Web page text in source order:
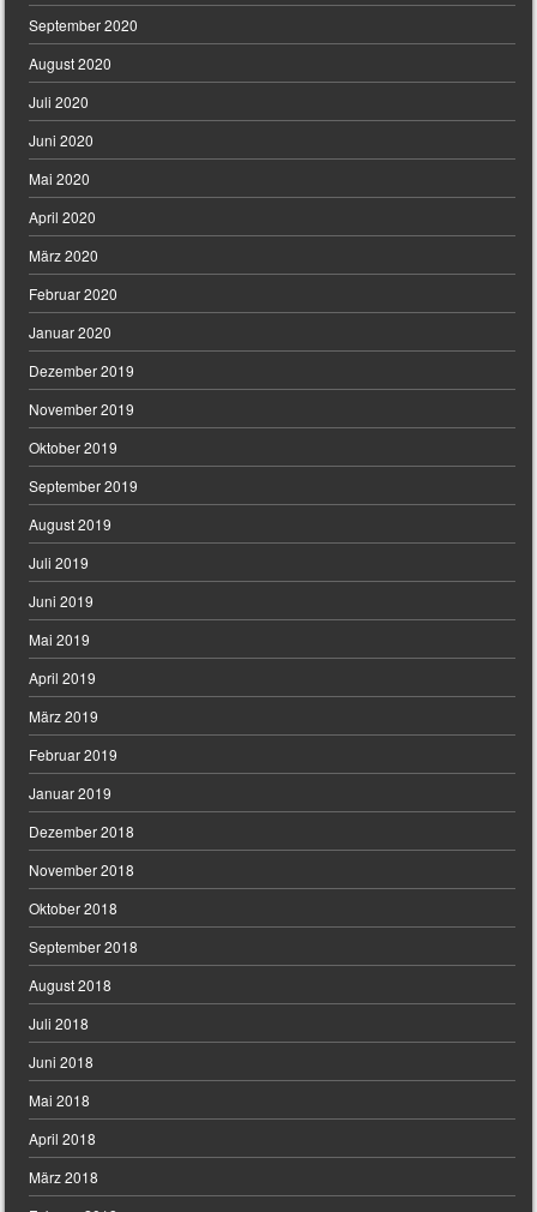
September 2020
August 2020
Juli 2020
Juni 2020
Mai 2020
April 2020
März 2020
Februar 2020
Januar 2020
Dezember 2019
November 2019
Oktober 2019
September 2019
August 2019
Juli 2019
Juni 2019
Mai 2019
April 2019
März 2019
Februar 2019
Januar 2019
Dezember 2018
November 2018
Oktober 2018
September 2018
August 2018
Juli 2018
Juni 2018
Mai 2018
April 2018
März 2018